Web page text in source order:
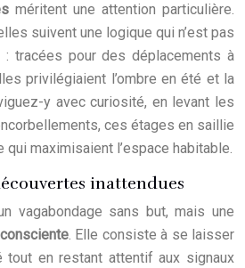
méritent une attention particulière.
suivent une logique qui n’est pas
tracées pour des déplacements à
privilégiaient l’ombre en été et la
y avec curiosité, en levant les
ces étages en saillie
maximisaient l’espace habitable.
inattendues
vagabondage sans but, mais une
. Elle consiste à se laisser
tout en restant attentif aux signaux